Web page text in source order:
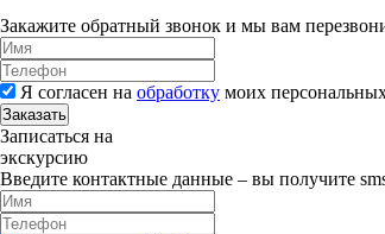
Закажите обратный звонок и мы вам
Я согласен на обработку моих
Заказать
Записаться на
экскурсию
Введите контактные данные – вы получите